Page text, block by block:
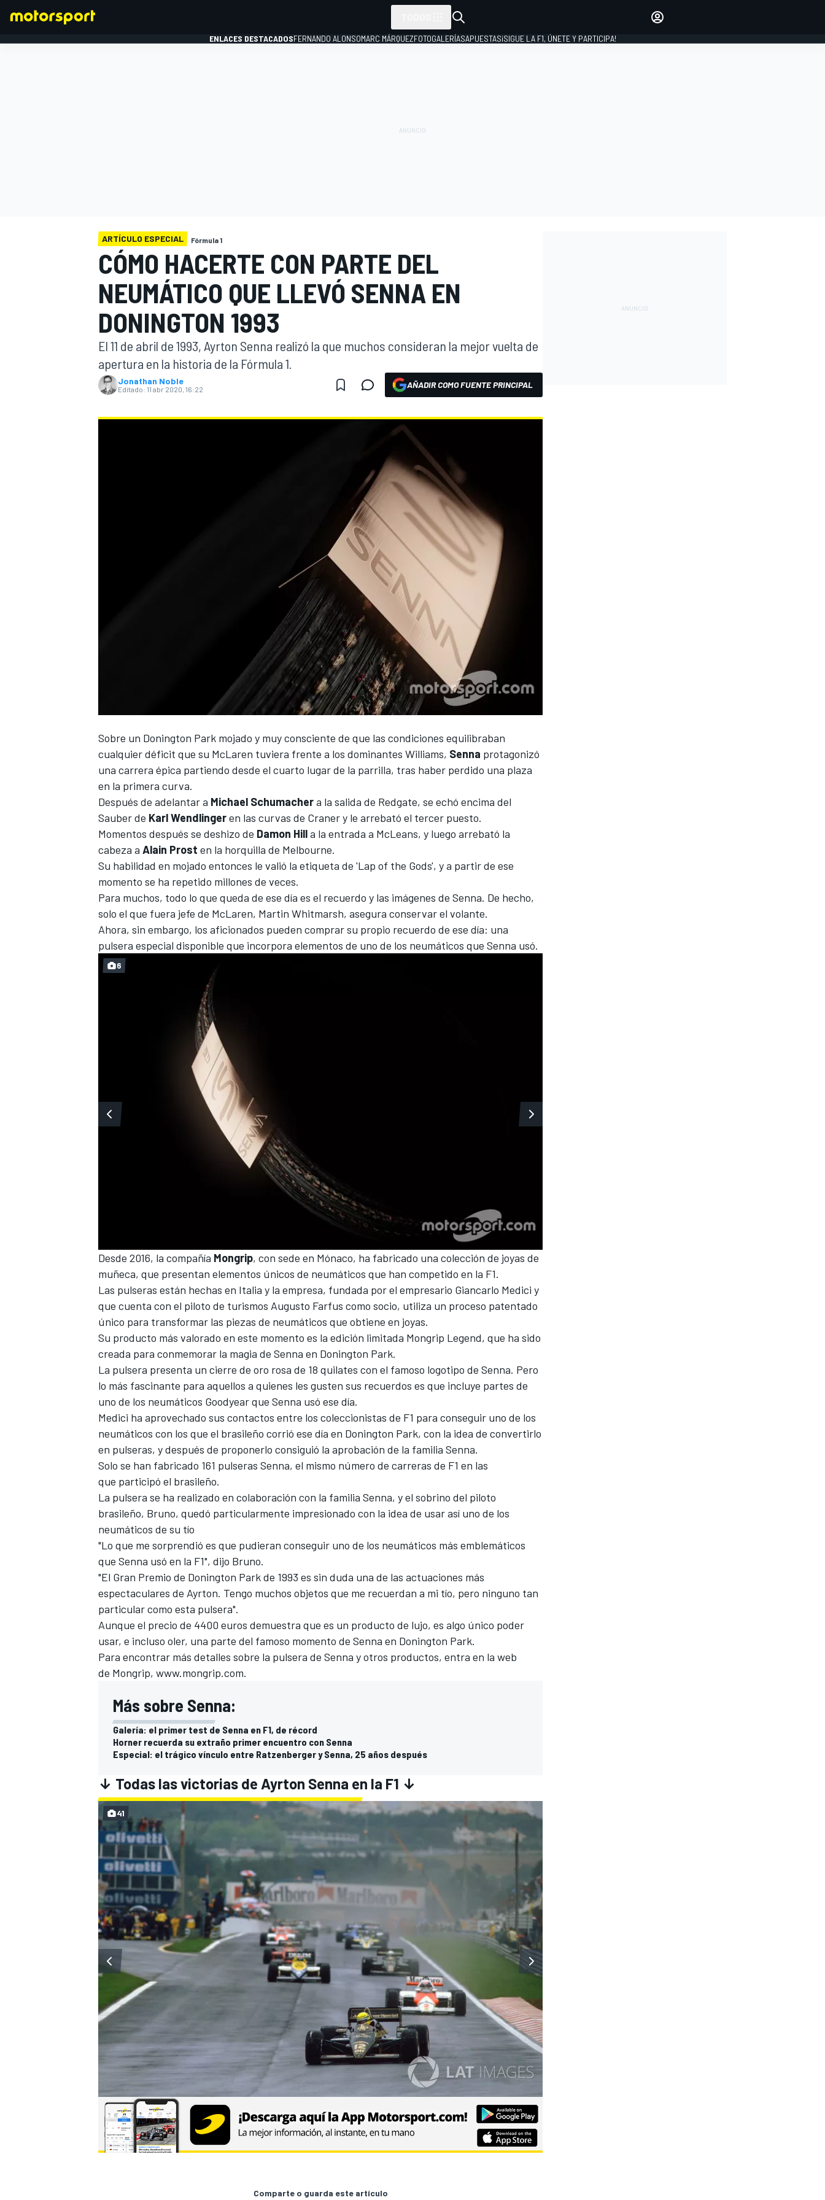
WRC
MÁS CATEGORÍAS
ENLACES DESTACADOSFERNANDO ALONSOMARC MÁRQUEZFOTOGALERÍASAPUESTAS¡SIGUE LA F1, ÚNETE Y PARTICIPA!
ARTÍCULO ESPECIAL Fórmula 1
CÓMO HACERTE CON PARTE DEL
NEUMÁTICO QUE LLEVÓ SENNA EN
DONINGTON 1993
El 11 de abril de 1993, Ayrton Senna realizó la que muchos consideran la mejor vuelta de
apertura en la historia de la Fórmula 1.
Jonathan Noble
Editado: 11 abr 2020, 16:22 AÑADIR COMO FUENTE PRINCIPAL
Sobre un Donington Park mojado y muy consciente de que las condiciones equilibraban
cualquier déficit que su McLaren tuviera frente a los dominantes Williams, Senna protagonizó
una carrera épica partiendo desde el cuarto lugar de la parrilla, tras haber perdido una plaza
en la primera curva.
Después de adelantar a Michael Schumachera la salida de Redgate, se echó encima del
Sauber de Karl Wendlingeren las curvas de Craner y le arrebató el tercer puesto.
Momentos después se deshizo de Damon Hilla la entrada a McLeans, y luego arrebató la
cabeza a Alain Prost en la horquilla de Melbourne.
Su habilidad en mojado entonces le valió la etiqueta de 'Lap of the Gods', y a partir de ese
momento se ha repetido millones de veces.
Para muchos, todo lo que queda de ese día es el recuerdo y las imágenes de Senna. De hecho,
solo el que fuera jefe de McLaren, Martin Whitmarsh, asegura conservar el volante.
Ahora, sin embargo, los aficionados pueden comprar su propio recuerdo de ese día: una
pulsera especial disponible que incorpora elementos de uno de los neumáticos que Senna usó.
6
Desde 2016, la compañía Mongrip, con sede en Mónaco, ha fabricado una colección de joyas de
muñeca, que presentan elementos únicos de neumáticos que han competido en la F1.
Las pulseras están hechas en Italia y la empresa, fundada por el empresario Giancarlo Medici y
que cuenta con el piloto de turismos Augusto Farfus como socio, utiliza un proceso patentado
único para transformar las piezas de neumáticos que obtiene en joyas.
Su producto más valorado en este momento es la edición limitada Mongrip Legend, que ha sido
creada para conmemorar la magia de Senna en Donington Park.
La pulsera presenta un cierre de oro rosa de 18 quilates con el famoso logotipo de Senna. Pero
lo más fascinante para aquellos a quienes les gusten sus recuerdos es que incluye partes de
uno de los neumáticos Goodyear que Senna usó ese día.
Medici ha aprovechado sus contactos entre los coleccionistas de F1 para conseguir uno de los
neumáticos con los que el brasileño corrió ese día en Donington Park, con la idea de convertirlo
en pulseras, y después de proponerlo consiguió la aprobación de la familia Senna.
Solo se han fabricado 161 pulseras Senna, el mismo número de carreras de F1 en las
que participó el brasileño.
La pulsera se ha realizado en colaboración con la familia Senna, y el sobrino del piloto
brasileño, Bruno, quedó particularmente impresionado con la idea de usar así uno de los
neumáticos de su tío
"Lo que me sorprendió es que pudieran conseguir uno de los neumáticos más emblemáticos
que Senna usó en la F1", dijo Bruno.
"El Gran Premio de Donington Park de 1993 es sin duda una de las actuaciones más
espectaculares de Ayrton. Tengo muchos objetos que me recuerdan a mi tío, pero ninguno tan
particular como esta pulsera".
Aunque el precio de 4400 euros demuestra que es un producto de lujo, es algo único poder
usar, e incluso oler, una parte del famoso momento de Senna en Donington Park.
Para encontrar más detalles sobre la pulsera de Senna y otros productos, entra en la web
de Mongrip, www.mongrip.com.
Más sobre Senna:
Galería: el primer test de Senna en F1, de récord
Horner recuerda su extraño primer encuentro con Senna
Especial: el trágico vínculo entre Ratzenberger y Senna, 25 años después
↓ Todas las victorias de Ayrton Senna en la F1 ↓
41
Comparte o guarda este artículo